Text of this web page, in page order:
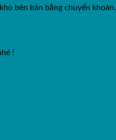
bên bán bằng chuyển khoản.
!